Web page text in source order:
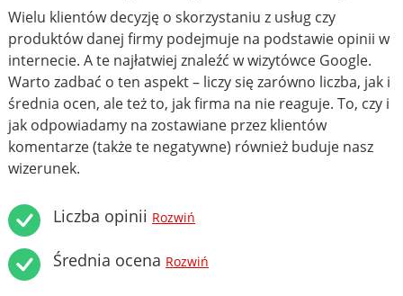
Wielu klientów decyzję o skorzystaniu z usług czy
produktów danej firmy podejmuje na podstawie opinii w
internecie. A te najłatwiej znaleźć w wizytówce Google.
Warto zadbać o ten aspekt – liczy się zarówno liczba, jak i
średnia ocen, ale też to, jak firma na nie reaguje. To, czy i
jak odpowiadamy na zostawiane przez klientów
komentarze (także te negatywne) również buduje nasz
wizerunek.
Liczba opinii Rozwiń
Średnia ocena Rozwiń